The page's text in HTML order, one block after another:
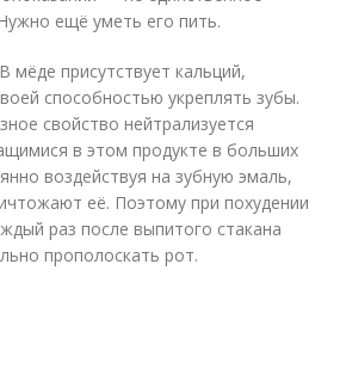
ещё уметь его пить.
присутствует кальций,
способностью укреплять зубы.
свойство нейтрализуется
в этом продукте в больших
воздействуя на зубную эмаль,
её. Поэтому при похудении
раз после выпитого стакана
прополоскать рот.